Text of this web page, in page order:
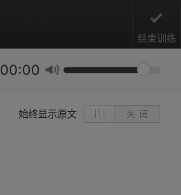
结束训练
00:00
始终显示原文